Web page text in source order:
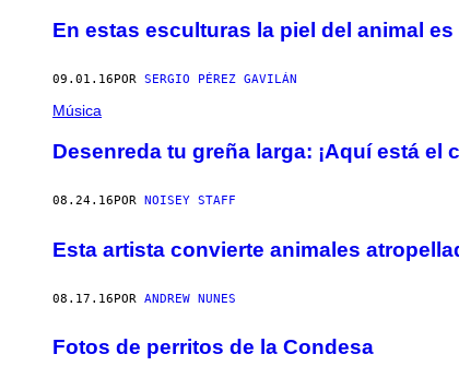
En estas esculturas la piel del animal
09.01.16POR SERGIO PÉREZ GAVILÁN
Música
Desenreda tu greña larga: ¡Aquí está el
08.24.16 POR NOISEY STAFF
Esta artista convierte animales
08.17.16POR ANDREW NUNES
Fotos de perritos de la Condesa